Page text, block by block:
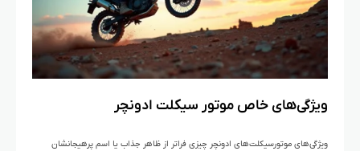
ویژگی‌های خاص موتور سیکلت ادونچر
ویژگی‌های موتورسیکلت‌های ادونچر چیزی فراتر از ظاهر جذاب یا اسم پرهیجانشان